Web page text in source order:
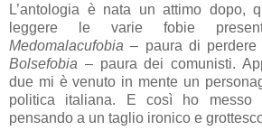
L’antologia è nata un attimo dopo,
leggere le varie fobie
Medomalacufobia – paura di perdere
Bolsefobia – paura dei comunisti.
due mi è venuto in mente un
politica italiana. E così ho
pensando a un taglio ironico e